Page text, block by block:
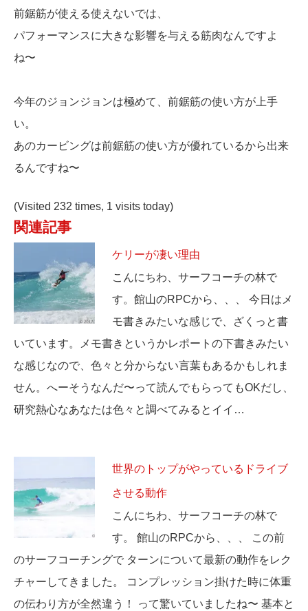
前鋸筋が使える使えないでは、
パフォーマンスに大きな影響を与える筋肉なんですよ
ね〜
今年のジョンジョンは極めて、前鋸筋の使い方が上手
い。
あのカービングは前鋸筋の使い方が優れているから出来
るんですね〜
(Visited 232 times, 1 visits today)
関連記事
ケリーが凄い理由
こんにちわ、サーフコーチの林で
す。館山のRPCから、、、 今日はメ
モ書きみたいな感じで、ざくっと書
いています。メモ書きというかレポートの下書きみたい
な感じなので、色々と分からない言葉もあるかもしれま
せん。へーそうなんだ〜って読んでもらってもOKだし、
研究熱心なあなたは色々と調べてみるとイイ…
世界のトップがやっているドライブ
させる動作
こんにちわ、サーフコーチの林で
す。 館山のRPCから、、、 この前
のサーフコーチングで ターンについて最新の動作をレク
チャーしてきました。 コンプレッション掛けた時に体重
の伝わり方が全然違う！ って驚いていましたね〜 基本と